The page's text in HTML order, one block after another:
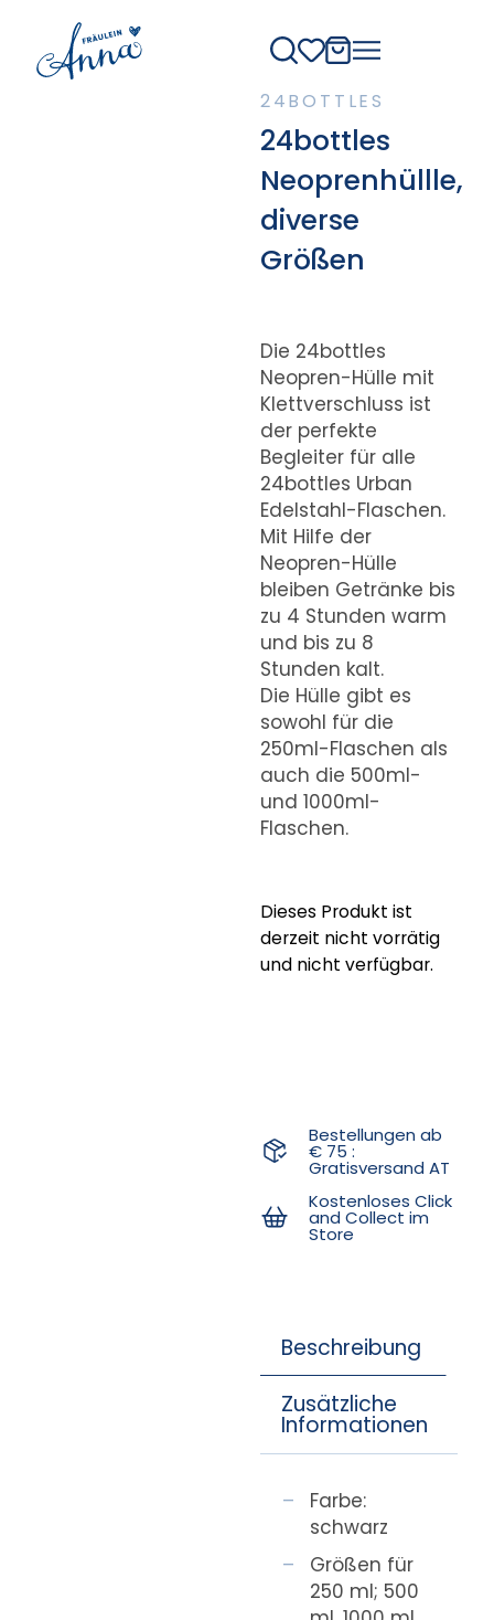
24BOTTLES
24bottles
Neoprenhüllle,
diverse
Größen
Die 24bottles
Neopren-Hülle mit
Klettverschluss ist
der perfekte
Begleiter für alle
24bottles Urban
Edelstahl-Flaschen.
Mit Hilfe der
Neopren-Hülle
bleiben Getränke bis
zu 4 Stunden warm
und bis zu 8
Stunden kalt.
Die Hülle gibt es
sowohl für die
250ml-Flaschen als
auch die 500ml-
und 1000ml-
Flaschen.
Dieses Produkt ist
derzeit nicht vorrätig
und nicht verfügbar.
Bestellungen ab
€ 75 :
Gratisversand AT
Kostenloses Click
and Collect im
Store
Beschreibung
Zusätzliche
Informationen
Farbe:
schwarz
Größen für
250 ml; 500